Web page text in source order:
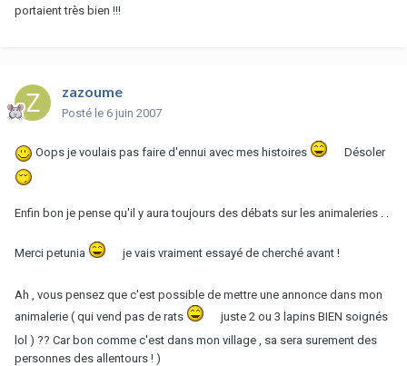
portaient très bien !!!
zazoume
Posté le 6 juin 2007
Oops je voulais pas faire d'ennui avec mes histoires Désoler
Enfin bon je pense qu'il y aura toujours des débats sur les animaleries . .
Merci petunia je vais vraiment essayé de cherché avant !
Ah , vous pensez que c'est possible de mettre une annonce dans mon
animalerie ( qui vend pas de rats
juste 2 ou 3 lapins BIEN soignés
lol ) ?? Car bon comme c'est dans mon village , sa sera surement des
personnes des allentours ! )